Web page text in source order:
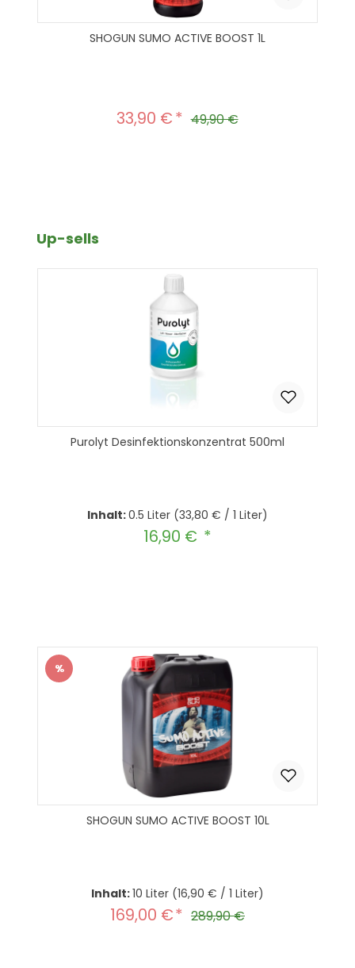
SHOGUN SUMO ACTIVE BOOST 1L
Verkaufspreis:
33,90 € Regulärer Preis:
49,90 €
Produktgalerie überspringen
Up-sells
Purolyt Desinfektionskonzentrat 500ml
Inhalt:0.5 Liter (33,80 € / 1 Liter)
Regulärer Preis:
16,90 €
Rabatt
%
SHOGUN SUMO ACTIVE BOOST 10L
Inhalt:10 Liter (16,90 € / 1 Liter)
Verkaufspreis:
169,00 € Regulärer Preis:
289,90 €